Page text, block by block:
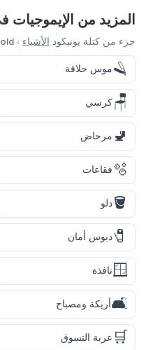
المزيد من الإيموجيات
جزء من كتلة يونيكود الأشياء ›
🪒موس حلاقة
🪑كرسي
🚽 مرحاض
🫧فقاعات
🪣دلو
🧷دبوس أمان
🪟نافذة
🛋️أريكة ومصباح
🛒 عربة التسوق